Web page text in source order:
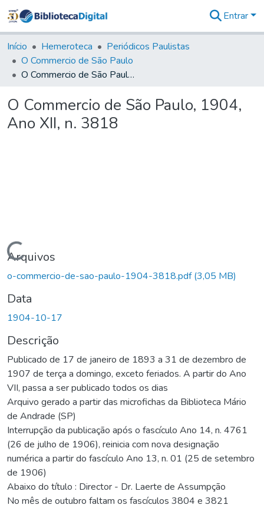
&
Coleções
Tudo na
Biblioteca
Estatísticas
Entrar
Início Hemeroteca
Periódicos Paulistas
O Commercio de São Paulo
O Commercio de São Paulo, 1904, Ano XII, n. 3818
O Commercio de São Paulo, 1904,
Ano XII, n. 3818
Carregando...
Arquivos
o-commercio-de-sao-paulo-1904-3818.pdf(3,05 MB)
Data
1904-10-17
Descrição
Publicado de 17 de janeiro de 1893 a 31 de dezembro de
1907 de terça a domingo, exceto feriados. A partir do Ano
VII, passa a ser publicado todos os dias
Arquivo gerado a partir das microfichas da Biblioteca Mário
de Andrade (SP)
Interrupção da publicação após o fascículo Ano 14, n. 4761
(26 de julho de 1906), reinicia com nova designação
numérica a partir do fascículo Ano 13, n. 01 (25 de setembro
de 1906)
Abaixo do título : Director - Dr. Laerte de Assumpção
No mês de outubro faltam os fascículos 3804 e 3821